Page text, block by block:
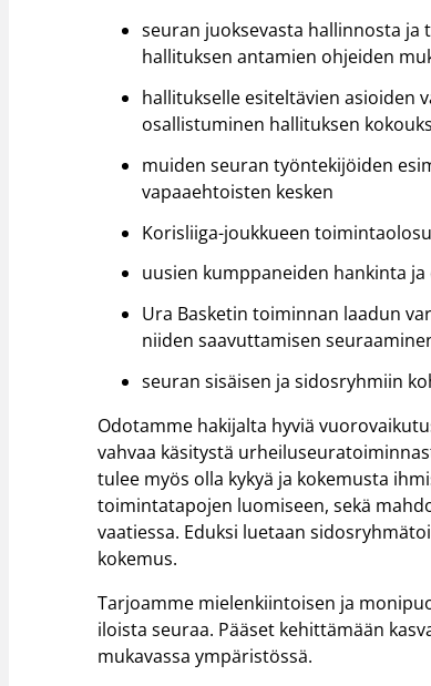
seuran juoksevasta hallinnosta ja
hallituksen antamien ohjeiden
hallitukselle esiteltävien asioiden
osallistuminen hallituksen
muiden seuran työntekijöiden
vapaaehtoisten kesken
Korisliiga-joukkueen
uusien kumppaneiden hankinta
Ura Basketin toiminnan laadun
niiden saavuttamisen
seuran sisäisen ja sidosryhmiin
Odotamme hakijalta hyviä
vahvaa käsitystä
tulee myös olla kykyä ja kokemusta
toimintatapojen luomiseen, sekä
vaatiessa. Eduksi luetaan
kokemus.
Tarjoamme mielenkiintoisen ja
iloista seuraa. Pääset kehittämään
mukavassa ympäristössä.